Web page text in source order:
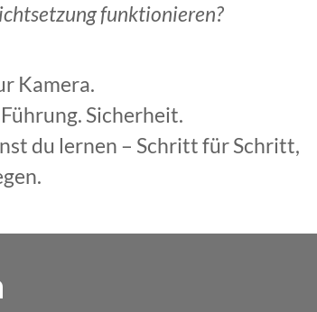
funktionieren?
Kamera.
Sicherheit.
du lernen – Schritt für Schritt,